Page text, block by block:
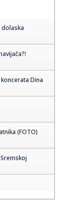
koncerata Dina
(FOTO)